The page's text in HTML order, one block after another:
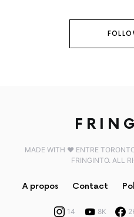
MADE WITH ♥️ ENTRE
FRINGINTO. ALL
A propos Contact
14 8K